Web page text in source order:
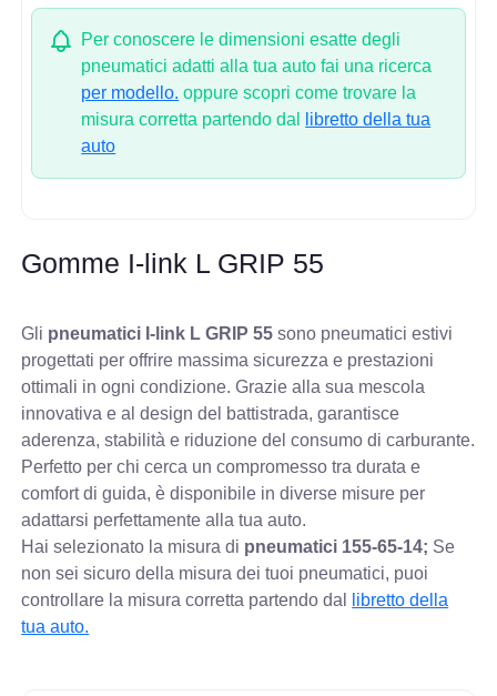
Per conoscere le dimensioni esatte degli
pneumatici adatti alla tua auto fai una ricerca
per modello. oppure scopri come trovare la
misura corretta partendo dal
libretto della tua
auto
Gomme I-link L GRIP 55
Gli pneumatici I-link L GRIP 55 sono pneumatici estivi
progettati per offrire massima sicurezza e prestazioni
ottimali in ogni condizione. Grazie alla sua mescola
innovativa e al design del battistrada, garantisce
aderenza, stabilità e riduzione del consumo di carburante.
Perfetto per chi cerca un compromesso tra durata e
comfort di guida, è disponibile in diverse misure per
adattarsi perfettamente alla tua auto.
Hai selezionato la misura di pneumatici 155-65-14; Se
non sei sicuro della misura dei tuoi pneumatici, puoi
controllare la misura corretta partendo dal
libretto della
tua auto.